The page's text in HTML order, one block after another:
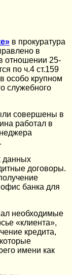
в прокуратура
в
отношении 25-
по ч.4 ст.159
особо крупном
служебного
совершены в
работал в
данных
договоры.
банка для
необходимые
«клиента»,
кредита,
имени как